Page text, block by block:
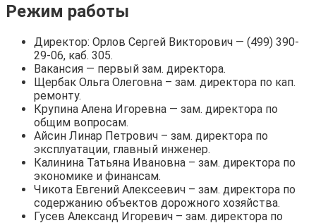
Режим работы
Директор: Орлов Сергей Викторович — (499) 390-
29-06, каб. 305.
Вакансия — первый зам. директора.
Щербак Ольга Олеговна – зам. директора по кап.
ремонту.
Крупина Алена Игоревна — зам. директора по
общим вопросам.
Айсин Линар Петрович – зам. директора по
эксплуатации, главный инженер.
Калинина Татьяна Ивановна – зам. директора по
экономике и финансам.
Чикота Евгений Алексеевич – зам. директора по
содержанию объектов дорожного хозяйства.
Гусев Александ Игоревич – зам. директора по